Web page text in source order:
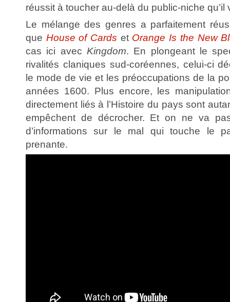
réussit à toucher au-delà du public-niche
Le mélange des genres a parfaitement
que House of Cards et Orange Is the New
cas ici avec Kingdom. En plongeant le
rivalités claniques sud-coréennes, celui-ci
le mode de vie et les préoccupations de la
années 1600. Plus encore, les
directement liés à l’Histoire du pays sont
empêchent de décrocher. Et on ne va
d’informations sur le mal qui touche le
prenante.